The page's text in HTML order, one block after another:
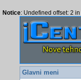
Notice: Undefined offset: 2 in
Glavni meni